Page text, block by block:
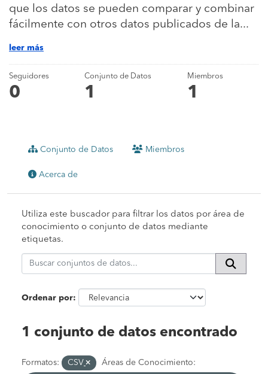
que los datos se pueden comparar y combinar
fácilmente con otros datos publicados de la...
leer más
Seguidores
0
Conjunto de Datos
1
Miembros
1
Conjunto de Datos Miembros
Acerca de
Utiliza este buscador para filtrar los datos por área de
conocimiento o conjunto de datos mediante
etiquetas.
Ordenar por
1 conjunto de datos encontrado
Formatos: CSV
Áreas de Conocimiento: